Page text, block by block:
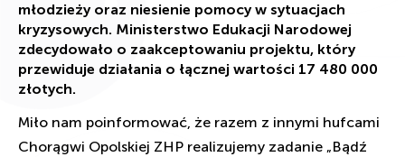
młodzieży oraz niesienie pomocy w sytuacjach
kryzysowych. Ministerstwo Edukacji Narodowej
zdecydowało o zaakceptowaniu projektu, który
przewiduje działania o łącznej wartości 17 480 000
złotych.
Miło nam poinformować, że razem z innymi hufcami
Chorągwi Opolskiej ZHP realizujemy zadanie „Bądź